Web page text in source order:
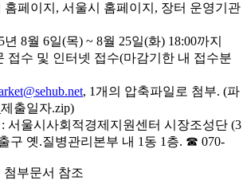
홈페이지, 서울시 홈페이지, 장터 운영기관
8월 6일(목) ~ 8월 25일(화) 18:00까지
접수 및 인터넷 접수(마감기한 내 접수분
, 1개의 압축파일로 첨부. (파
출일자.zip)
서울시사회적경제지원센터 시장조성단 (3
구 옛.질병관리본부 내 1동 1층. ☎ 070-
부문서 참조